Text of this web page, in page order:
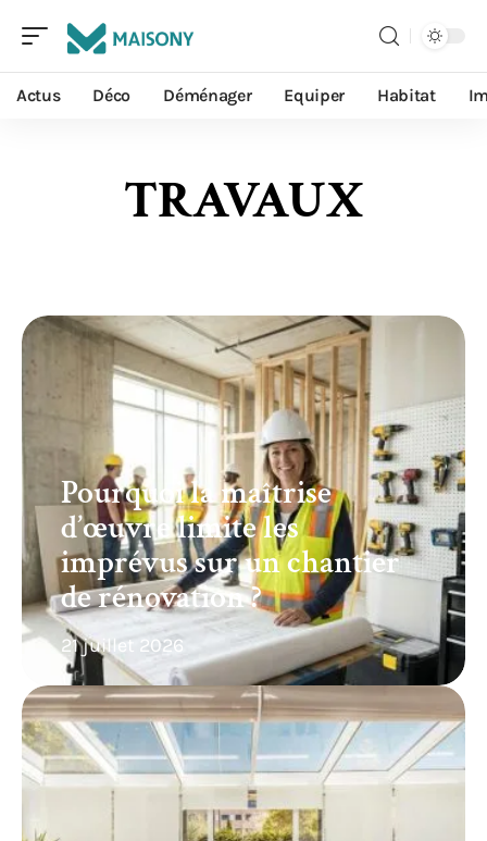
Actus Déco Déménager Equiper Habitat
TRAVAUX
Pourquoi la maîtrise
d’œuvre limite les
imprévus sur un chantier
de rénovation ?
21 juillet 2026